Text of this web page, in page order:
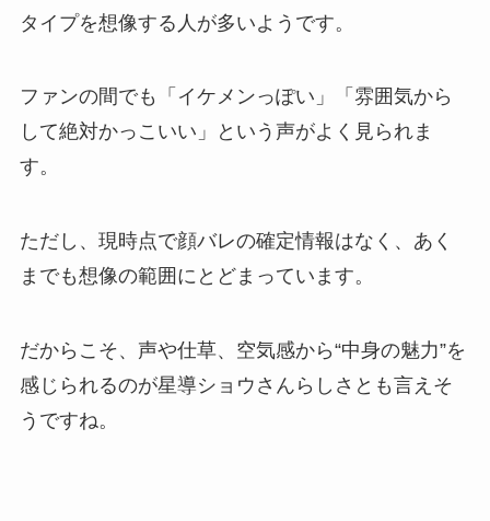
タイプを想像する人が多いようです。
ファンの間でも「イケメンっぽい」「雰囲気から
して絶対かっこいい」という声がよく見られま
す。
ただし、現時点で顔バレの確定情報はなく、あく
までも想像の範囲にとどまっています。
だからこそ、声や仕草、空気感から“中身の魅力”を
感じられるのが星導ショウさんらしさとも言えそ
うですね。